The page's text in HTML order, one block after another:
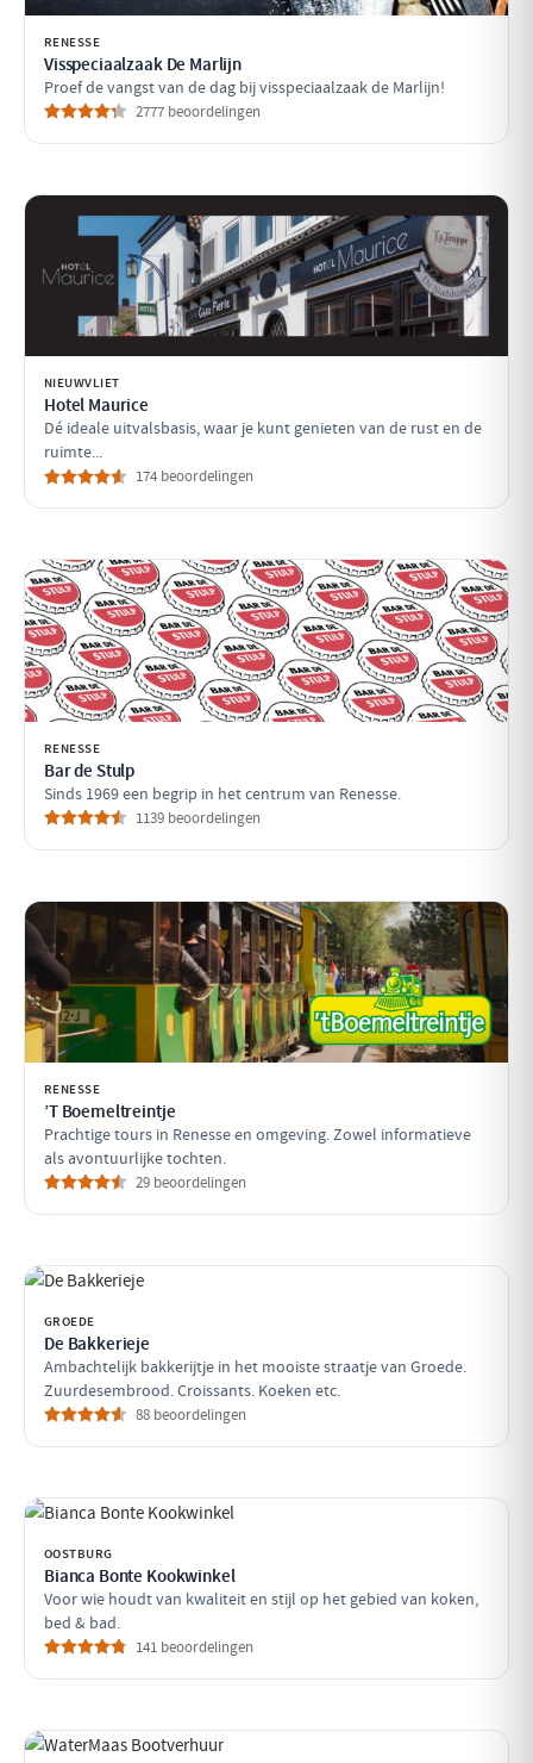
RENESSE
Visspeciaalzaak De Marlijn
Proef de vangst van de dag bij visspeciaalzaak de Marlijn!
2777 beoordelingen
NIEUWVLIET
Hotel Maurice
Dé ideale uitvalsbasis, waar je kunt genieten van de rust en de
ruimte...
174 beoordelingen
RENESSE
Bar de Stulp
Sinds 1969 een begrip in het centrum van Renesse.
1139 beoordelingen
RENESSE
’T Boemeltreintje
Prachtige tours in Renesse en omgeving. Zowel informatieve
als avontuurlijke tochten.
29 beoordelingen
GROEDE
De Bakkerieje
Ambachtelijk bakkerijtje in het mooiste straatje van Groede.
Zuurdesembrood. Croissants. Koeken etc.
88 beoordelingen
OOSTBURG
Bianca Bonte Kookwinkel
Voor wie houdt van kwaliteit en stijl op het gebied van koken,
bed & bad.
141 beoordelingen